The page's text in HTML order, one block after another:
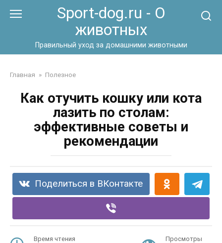
Sport-dog.ru - О
животных
Правильный уход за домашними животными
Главная » Полезное
Как отучить кошку или кота
лазить по столам:
эффективные советы и
рекомендации
Поделиться в ВКонтакте
Время чтения Просмотры